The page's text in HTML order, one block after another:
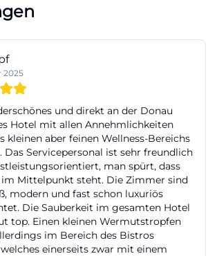
ruhigen Ecken und die schnelle
für das Frühstück variieren
und werden tagesaktuell im
bzw. direkt im Hotel
ausgewiesen.
Tiefgarage: Zufahrt, Tarife und
E‑Ladestationen
oft ein Thema – hier
gelöst. Unter dem
von Hotel und Congress
sich eine groß dimensionierte
rund 500 Stellplätzen. Die Zufahrt
2025
und direkt an der Donau
Hotel mit allen Annehmlichkeiten
kleinen aber feinen Wellness-Bereichs
Das Servicepersonal ist sehr freundlich
man spürt, dass
im Mittelpunkt steht. Die Zimmer sind
modern und fast schon luxuriös
Die Sauberkeit im gesamten Hotel
top. Einen kleinen Wermutstropfen
im Bereich des Bistros
welches einerseits zwar mit einem